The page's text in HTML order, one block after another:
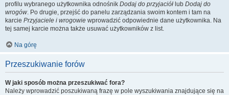
profilu wybranego użytkownika odnośnik Dodaj do przyjaciół lub Dodaj do
wrogów. Po drugie, przejść do panelu zarządzania swoim kontem i tam na
karcie Przyjaciele i wrogowie wprowadzić odpowiednie dane użytkownika. Na
tej samej karcie można także usuwać użytkowników z list.
Na górę
Przeszukiwanie forów
W jaki sposób można przeszukiwać fora?
Należy wprowadzić poszukiwaną frazę w pole wyszukiwania znajdujące się na